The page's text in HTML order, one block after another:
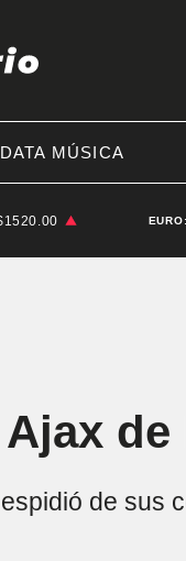
DATA MÚSICA
EURO:
de
de sus